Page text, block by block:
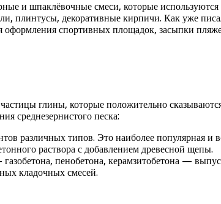
и шпаклёвочные смеси, которые
плинтусы, декоративные кирпичи. Как уже
оформления спортивных площадок, засыпки
глины, которые положительно
среднезернистого песка:
различных типов. Это наиболее популярная и
раствора с добавлением древесной щепы.
пенобетона, керамзитобетона —
кладочных смесей.